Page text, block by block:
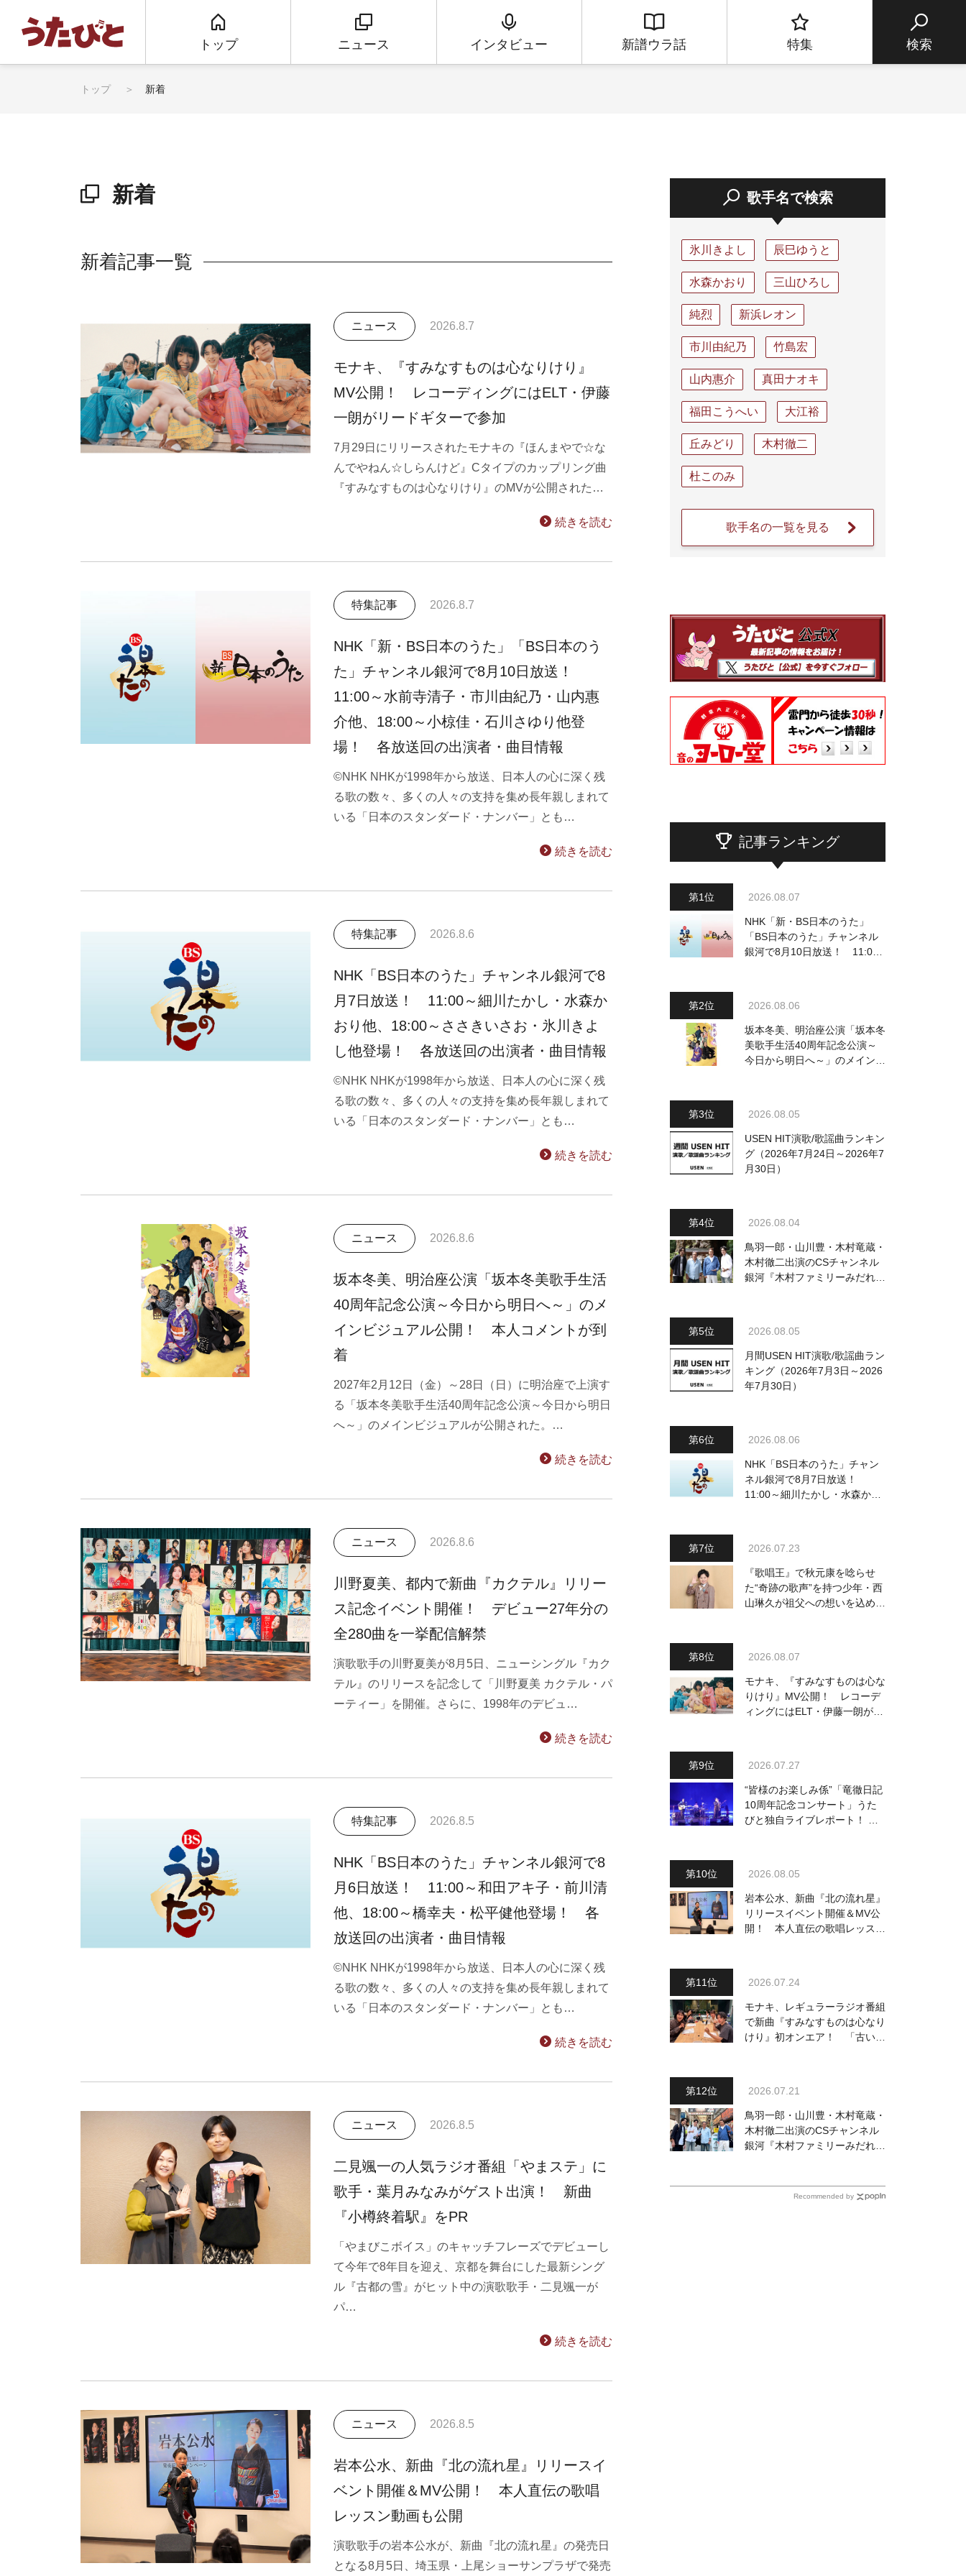
トップ ニュース インタビュー 新譜ウラ話 特集 検索
トップ 新着
新着
新着記事一覧
ニュース 2026.8.7
モナキ、『すみなすものは心なりけり』
MV公開！ レコーディングにはELT・伊藤
一朗がリードギターで参加
7月29日にリリースされたモナキの『ほんまやで☆な
んでやねん☆しらんけど』Cタイプのカップリング曲
『すみなすものは心なりけり』のMVが公開された…
続きを読む
特集記事 2026.8.7
NHK「新・BS日本のうた」「BS日本のう
た」チャンネル銀河で8月10日放送！
11:00～水前寺清子・市川由紀乃・山内惠
介他、18:00～小椋佳・石川さゆり他登
場！ 各放送回の出演者・曲目情報
©NHK NHKが1998年から放送、日本人の心に深く残
る歌の数々、多くの人々の支持を集め長年親しまれて
いる「日本のスタンダード・ナンバー」とも…
続きを読む
特集記事 2026.8.6
NHK「BS日本のうた」チャンネル銀河で8
月7日放送！ 11:00～細川たかし・水森か
おり他、18:00～ささきいさお・氷川きよ
し他登場！ 各放送回の出演者・曲目情報
©NHK NHKが1998年から放送、日本人の心に深く残
る歌の数々、多くの人々の支持を集め長年親しまれて
いる「日本のスタンダード・ナンバー」とも…
続きを読む
ニュース 2026.8.6
坂本冬美、明治座公演「坂本冬美歌手生活
40周年記念公演～今日から明日へ～」のメ
インビジュアル公開！ 本人コメントが到
着
2027年2月12日（金）～28日（日）に明治座で上演す
る「坂本冬美歌手生活40周年記念公演～今日から明日
へ～」のメインビジュアルが公開された。…
続きを読む
ニュース 2026.8.6
川野夏美、都内で新曲『カクテル』リリー
ス記念イベント開催！ デビュー27年分の
全280曲を一挙配信解禁
演歌歌手の川野夏美が8月5日、ニューシングル『カク
テル』のリリースを記念して「川野夏美 カクテル・パ
ーティー」を開催。さらに、1998年のデビュ…
続きを読む
特集記事 2026.8.5
NHK「BS日本のうた」チャンネル銀河で8
月6日放送！ 11:00～和田アキ子・前川清
他、18:00～橋幸夫・松平健他登場！ 各
放送回の出演者・曲目情報
©NHK NHKが1998年から放送、日本人の心に深く残
る歌の数々、多くの人々の支持を集め長年親しまれて
いる「日本のスタンダード・ナンバー」とも…
続きを読む
ニュース 2026.8.5
二見颯一の人気ラジオ番組「やまステ」に
歌手・葉月みなみがゲスト出演！ 新曲
『小樽終着駅』をPR
「やまびこボイス」のキャッチフレーズでデビューし
て今年で8年目を迎え、京都を舞台にした最新シング
ル『古都の雪』がヒット中の演歌歌手・二見颯一が
パ…
続きを読む
ニュース 2026.8.5
岩本公水、新曲『北の流れ星』リリースイ
ベント開催＆MV公開！ 本人直伝の歌唱
レッスン動画も公開
演歌歌手の岩本公水が、新曲『北の流れ星』の発売日
となる8月5日、埼玉県・上尾ショーサンプラザで発売
歌手名で検索
氷川きよし 辰巳ゆうと
水森かおり 三山ひろし
純烈 新浜レオン
市川由紀乃 竹島宏
山内惠介 真田ナオキ
福田こうへい 大江裕
丘みどり 木村徹二
杜このみ
歌手名の一覧を見る
記事ランキング
2026.08.07
NHK「新・BS日本のうた」
「BS日本のうた」チャンネル
銀河で8月10日放送！ 11:00
出演者・曲目情報
2026.08.06
坂本冬美、明治座公演「坂本冬
美歌手生活40周年記念公演～
今日から明日へ～」のメインビ
2026.08.05
USEN HIT演歌/歌謡曲ランキン
グ（2026年7月24日～2026年7
月30日）
2026.08.04
鳥羽一郎・山川豊・木村竜蔵・
木村徹二出演のCSチャンネル
銀河『木村ファミリーみだれ旅
2026.08.05
月間USEN HIT演歌/歌謡曲ラン
キング（2026年7月3日～2026
年7月30日）
2026.08.06
NHK「BS日本のうた」チャン
ネル銀河で8月7日放送！
11:00～細川たかし・水森かお
2026.07.23
『歌唱王』で秋元康を唸らせ
た“奇跡の歌声”を持つ少年・西
山琳久が祖父への想いを込めた
いちゃんとの絆を歌った曲を聴
いてください！」
2026.08.07
モナキ、『すみなすものは心な
りけり』MV公開！ レコーデ
ィングにはELT・伊藤一朗がリ
2026.07.27
“皆様のお楽しみ係”「竜徹日記
10周年記念コンサート」うた
びと独自ライブレポート！ 即
2026.08.05
岩本公水、新曲『北の流れ星』
リリースイベント開催＆MV公
開！ 本人直伝の歌唱レッスン
2026.07.24
モナキ、レギュラーラジオ番組
で新曲『すみなすものは心なり
けり』初オンエア！ 「古い言
2026.07.21
鳥羽一郎・山川豊・木村竜蔵・
木村徹二出演のCSチャンネル
銀河『木村ファミリーみだれ旅
Recommended by